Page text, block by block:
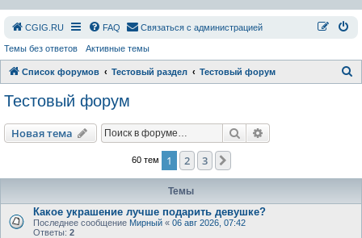
СGIG.RU FAQ Связаться с администрацией
Темы без ответов Активные темы
Список форумов Тестовый раздел Тестовый форум
Тестовый форум
Новая тема Поиск
60 тем 1 2 3
Темы
Какое украшение лучше подарить девушке?
Последнее сообщение Мирный « 06 авг 2026, 07:42
Ответы: 2